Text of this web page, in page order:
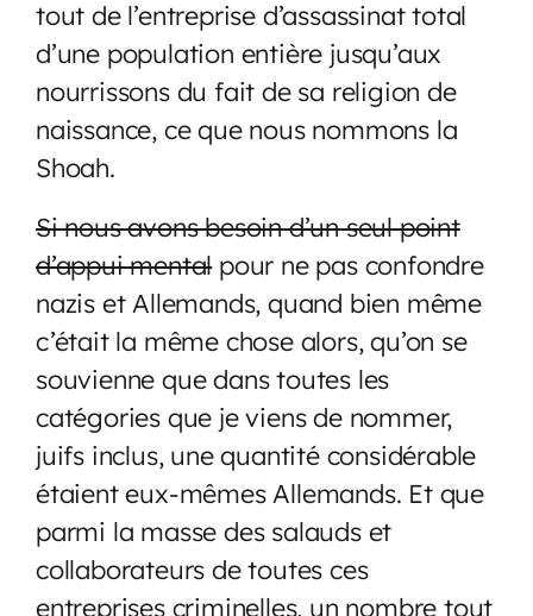
tout de l’entreprise d’assassinat total
d’une population entière jusqu’aux
nourrissons du fait de sa religion de
naissance, ce que nous nommons la
Shoah.
Si nous avons besoin d’un seul point
d’appui mentalpour ne pas confondre
nazis et Allemands, quand bien même
c’était la même chose alors, qu’on se
souvienne que dans toutes les
catégories que je viens de nommer,
juifs inclus, une quantité considérable
étaient eux-mêmes Allemands. Et que
parmi la masse des salauds et
collaborateurs de toutes ces
entreprises criminelles, un nombre tout